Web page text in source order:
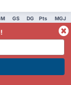
GS DG Pts MGJ
2.00
3 3 6
3.00